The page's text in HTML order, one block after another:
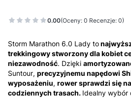
0.00(Oceny: 0 Recenzje: 0)
Storm Marathon 6.0 Lady to
trekkingowy stworzony dla kobiet
niezawodność. Dzięki
Suntour, precyzyjnemu napędowi
wyposażeniu, rower sprawdzi się
codziennych trasach. Idealny wybór